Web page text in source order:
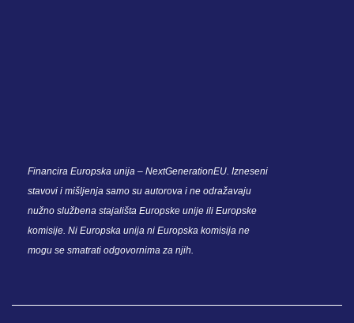
Financira Europska unija – NextGenerationEU. Izneseni
stavovi i mišljenja samo su autorova i ne odražavaju
nužno službena stajališta Europske unije ili Europske
komisije. Ni Europska unija ni Europska komisija ne
mogu se smatrati odgovornima za njih.